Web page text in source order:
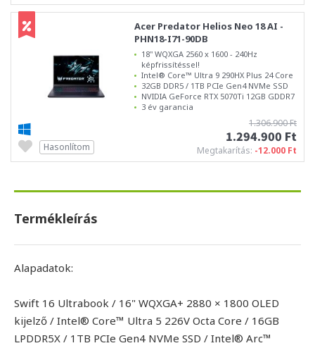
Acer Predator Helios Neo 18 AI -
PHN18-I71-90DB
18" WQXGA 2560 x 1600 - 240Hz
képfrissítéssel!
Intel® Core™ Ultra 9 290HX Plus 24 Core
32GB DDR5 / 1TB PCIe Gen4 NVMe SSD
NVIDIA GeForce RTX 5070Ti 12GB GDDR7
3 év garancia
1.306.900 Ft
1.294.900 Ft
Megtakarítás: -12.000 Ft
Hasonlítom
Termékleírás
Alapadatok:
Swift 16 Ultrabook / 16" WQXGA+ 2880 × 1800 OLED
kijelző / Intel® Core™ Ultra 5 226V Octa Core / 16GB
LPDDR5X / 1TB PCIe Gen4 NVMe SSD / Intel® Arc™